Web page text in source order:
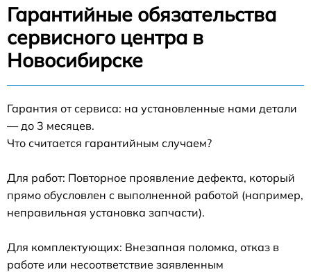
Гарантийные обязательства
сервисного центра в
Новосибирске
Гарантия от сервиса: на установленные нами детали
— до 3 месяцев.
Что считается гарантийным случаем?
Для работ: Повторное проявление дефекта, который
прямо обусловлен с выполненной работой (например,
неправильная установка запчасти).
Для комплектующих: Внезапная поломка, отказ в
работе или несоответствие заявленным